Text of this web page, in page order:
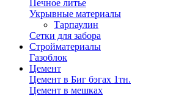
Печное литье
Укрывные материалы
Тарпаулин
Сетки для забора
Стройматериалы
Газоблок
Цемент
Цемент в Биг бэгах 1тн.
Цемент в мешках